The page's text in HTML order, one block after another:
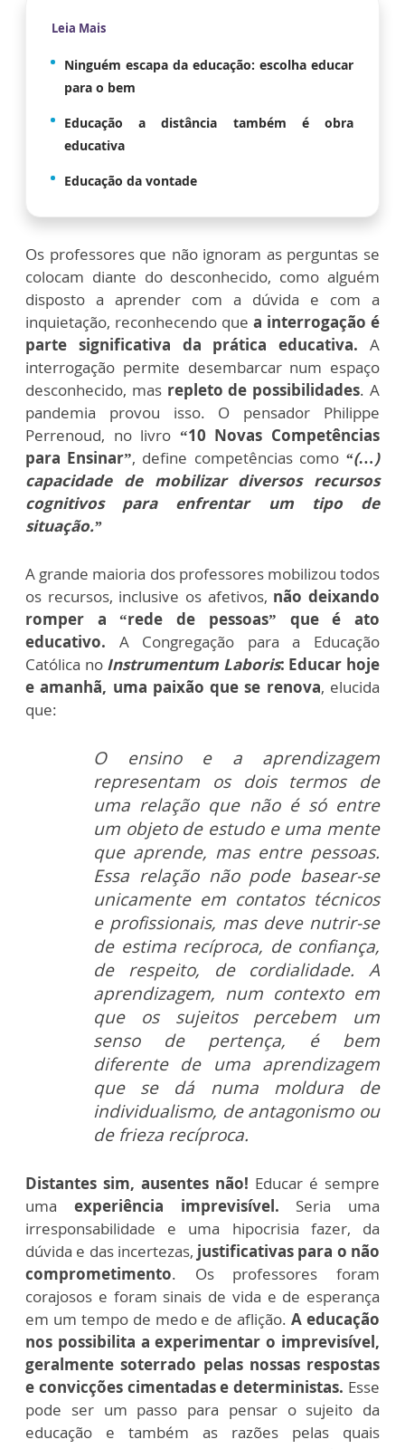
Leia Mais
Ninguém escapa da educação: escolha educar
para o bem
Educação a distância também é obra
educativa
Educação da vontade
Os professores que não ignoram as perguntas se
colocam diante do desconhecido, como alguém
disposto a aprender com a dúvida e com a
inquietação, reconhecendo que a interrogação é
parte significativa da prática educativa. A
interrogação permite desembarcar num espaço
desconhecido, mas repleto de possibilidades. A
pandemia provou isso. O pensador Philippe
Perrenoud, no livro “10 Novas Competências
para Ensinar”, define competências como “(…)
capacidade de mobilizar diversos recursos
cognitivos para enfrentar um tipo de
situação.”
A grande maioria dos professores mobilizou todos
os recursos, inclusive os afetivos, não deixando
romper a “rede de pessoas” que é ato
educativo. A Congregação para a Educação
Católica no Instrumentum Laboris: Educar hoje
e amanhã, uma paixão que se renova, elucida
que:
O ensino e a aprendizagem
representam os dois termos de
uma relação que não é só entre
um objeto de estudo e uma mente
que aprende, mas entre pessoas.
Essa relação não pode basear-se
unicamente em contatos técnicos
e profissionais, mas deve nutrir-se
de estima recíproca, de confiança,
de respeito, de cordialidade. A
aprendizagem, num contexto em
que os sujeitos percebem um
senso de pertença, é bem
diferente de uma aprendizagem
que se dá numa moldura de
individualismo, de antagonismo ou
de frieza recíproca.
Distantes sim, ausentes não! Educar é sempre
uma experiência imprevisível. Seria uma
irresponsabilidade e uma hipocrisia fazer, da
dúvida e das incertezas, justificativas para o não
comprometimento. Os professores foram
corajosos e foram sinais de vida e de esperança
em um tempo de medo e de aflição.A educação
nos possibilita a experimentar o imprevisível,
geralmente soterrado pelas nossas respostas
e convicções cimentadas e deterministas. Esse
pode ser um passo para pensar o sujeito da
educação e também as razões pelas quais